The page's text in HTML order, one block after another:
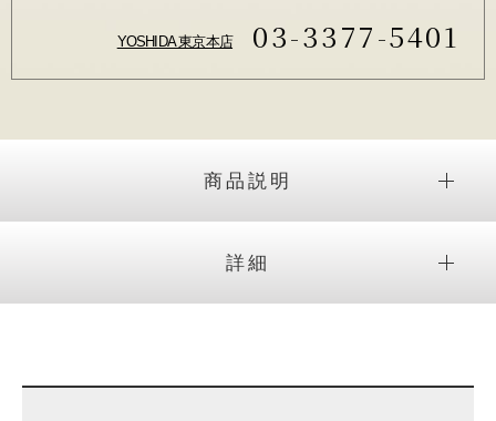
YOSHIDA 東京本店 03-3377-5401
商品説明
詳細